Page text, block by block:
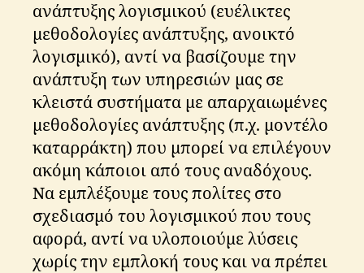
ανάπτυξης λογισμικού (ευέλικτες
μεθοδολογίες ανάπτυξης, ανοικτό
λογισμικό), αντί να βασίζουμε την
ανάπτυξη των υπηρεσιών μας σε
κλειστά συστήματα με απαρχαιωμένες
μεθοδολογίες ανάπτυξης (π.χ. μοντέλο
καταρράκτη) που μπορεί να επιλέγουν
ακόμη κάποιοι από τους αναδόχους.
Να εμπλέξουμε τους πολίτες στο
σχεδιασμό του λογισμικού που τους
αφορά, αντί να υλοποιούμε λύσεις
χωρίς την εμπλοκή τους και να πρέπει